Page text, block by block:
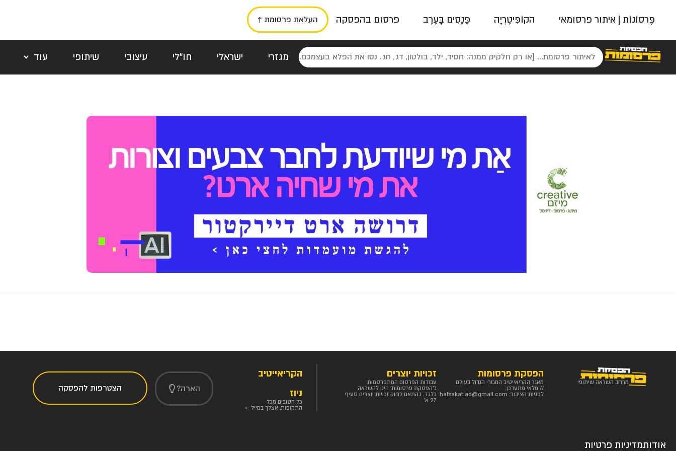
פֶּרְסוֹנוֹת | איתור פרסומאי הקוֹפִּיטֶרְיָה פָּנָסִים בָּעֶרֶב פרסום בהפסקה העלאת פרסומת ↑
מגזרי ישראלי חו"לי עיצובי שיתופי
עוד
פאשן
ניינטיז נוסטלגי כרזות טיפוגרפי
מרחב השראה שיתופי
הפסקת פרסומות
מאגר הקריאייטיב המגזרי הגדול בעולם
// מלאי מתעדכן.
לפניות הציבור: hafsakat.ad@gmail.com
זכויות יוצרים
עבודות הפרסום המתפרסמות
ב'הפסקת פרסומות' הינן להשראה
בלבד. בהתאם לחוק זכויות יוצרים סעיף
27 א'
הקריאייטיב
ניוז
כל הטובים מכל
התקופות, אצלך במייל ←
הארה? הצטרפות להפסקה
אודותמדיניות פרטיות